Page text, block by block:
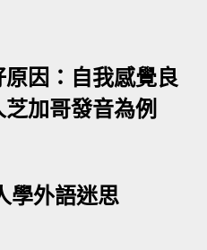
因：自我感覺良
加哥發音為例
學外語迷思